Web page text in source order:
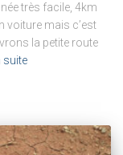
très facile, 4km
voiture mais c’est
la petite route
suite